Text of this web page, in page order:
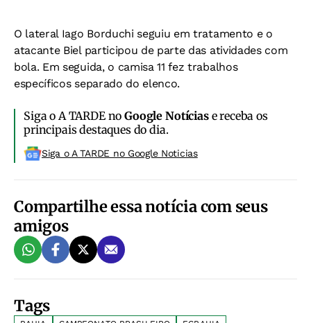
O lateral Iago Borduchi seguiu em tratamento e o
atacante Biel participou de parte das atividades com
bola. Em seguida, o camisa 11 fez trabalhos
específicos separado do elenco.
Siga o A TARDE noGoogle Notíciase receba os
principais destaques do dia.
Siga o A TARDE no Google Noticias
Compartilhe essa notícia com seus
amigos
Tags